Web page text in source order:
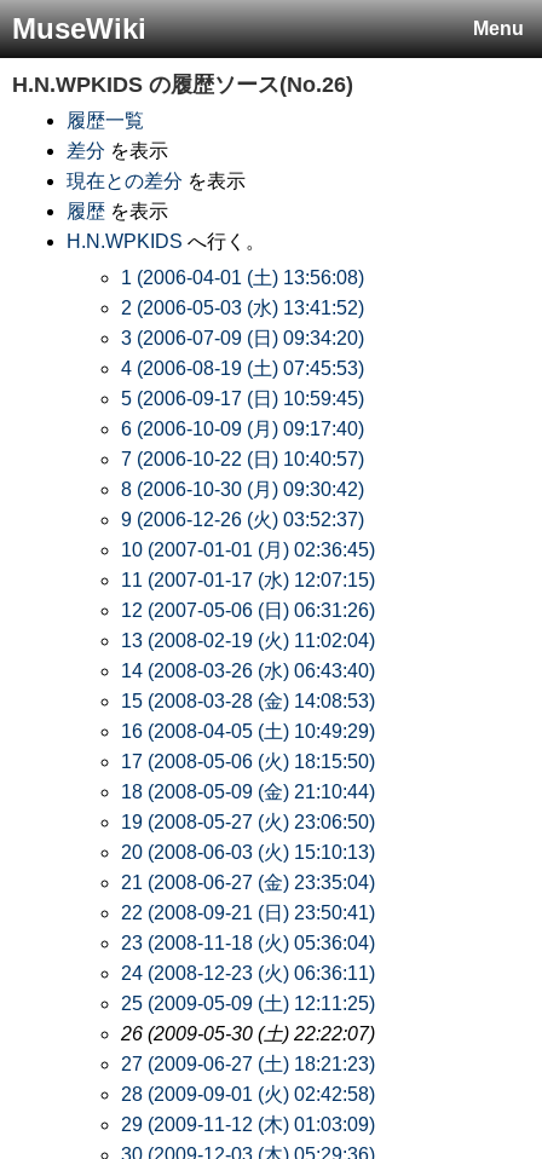
Menu
MuseWiki
H.N.WPKIDS の履歴ソース(No.26)
履歴一覧
差分 を表示
現在との差分 を表示
履歴 を表示
H.N.WPKIDS へ行く。
1 (2006-04-01 (土) 13:56:08)
2 (2006-05-03 (水) 13:41:52)
3 (2006-07-09 (日) 09:34:20)
4 (2006-08-19 (土) 07:45:53)
5 (2006-09-17 (日) 10:59:45)
6 (2006-10-09 (月) 09:17:40)
7 (2006-10-22 (日) 10:40:57)
8 (2006-10-30 (月) 09:30:42)
9 (2006-12-26 (火) 03:52:37)
10 (2007-01-01 (月) 02:36:45)
11 (2007-01-17 (水) 12:07:15)
12 (2007-05-06 (日) 06:31:26)
13 (2008-02-19 (火) 11:02:04)
14 (2008-03-26 (水) 06:43:40)
15 (2008-03-28 (金) 14:08:53)
16 (2008-04-05 (土) 10:49:29)
17 (2008-05-06 (火) 18:15:50)
18 (2008-05-09 (金) 21:10:44)
19 (2008-05-27 (火) 23:06:50)
20 (2008-06-03 (火) 15:10:13)
21 (2008-06-27 (金) 23:35:04)
22 (2008-09-21 (日) 23:50:41)
23 (2008-11-18 (火) 05:36:04)
24 (2008-12-23 (火) 06:36:11)
25 (2009-05-09 (土) 12:11:25)
26 (2009-05-30 (土) 22:22:07)
27 (2009-06-27 (土) 18:21:23)
28 (2009-09-01 (火) 02:42:58)
29 (2009-11-12 (木) 01:03:09)
30 (2009-12-03 (木) 05:29:36)